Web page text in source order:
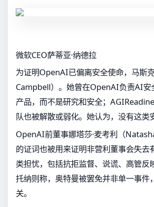
微软CEO萨蒂亚·纳德拉
为证明OpenAI已偏离安全使命，马斯
Campbell）。她曾在OpenAI负责AI安
产品，而不是研究和安全；
队也被解散或弱化。她认为，没有这
OpenAI前董事娜塔莎·麦考利（
的证词也被用来证明非营利董事会失
类担忧，包括抗拒监督、说谎、高管
托纳则称，奥特曼被罢免并非单一事
关。